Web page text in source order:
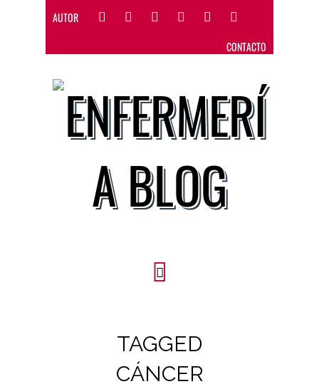
AUTOR
CONTACTO
TAGGED
CÁNCER